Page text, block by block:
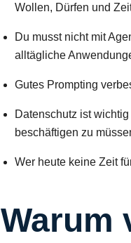
Wollen, Dürfen und
Du musst nicht mit
alltägliche
Gutes Prompting
Datenschutz ist
beschäftigen zu
Wer heute keine Zeit
Warum